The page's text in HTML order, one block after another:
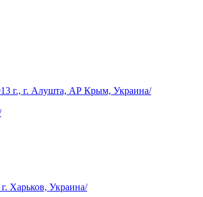
г. Алушта, АР Крым, Украина/
Украина/